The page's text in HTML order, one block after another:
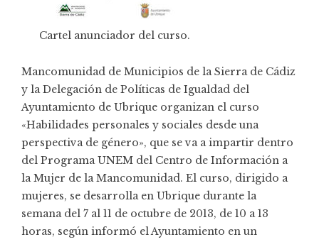
Cartel anunciador del curso.
Mancomunidad de Municipios de la Sierra de Cádiz
y la Delegación de Políticas de Igualdad del
Ayuntamiento de Ubrique organizan el curso
«Habilidades personales y sociales desde una
perspectiva de género», que se va a impartir dentro
del Programa UNEM del Centro de Información a
la Mujer de la Mancomunidad. El curso, dirigido a
mujeres, se desarrolla en Ubrique durante la
semana del 7 al 11 de octubre de 2013, de 10 a 13
horas, según informó el Ayuntamiento en un